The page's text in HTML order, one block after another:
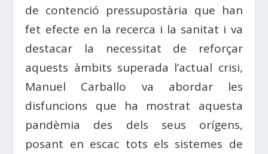
de contenció pressupostària que han
fet efecte en la recerca i la sanitat i va
destacar la necessitat de reforçar
aquests àmbits superada l’actual crisi,
Manuel Carballo va abordar les
disfuncions que ha mostrat aquesta
pandèmia des dels seus orígens,
posant en escac tots els sistemes de